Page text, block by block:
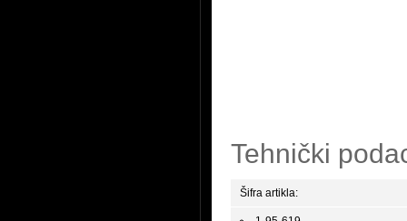
Tehnički
Šifra artikla: